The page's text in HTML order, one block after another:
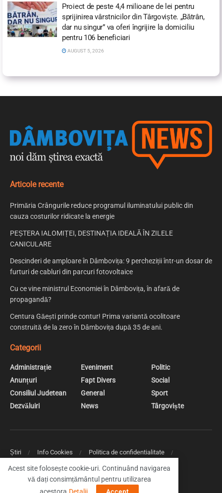
Proiect de peste 4,4 milioane de lei pentru
sprijinirea vârstnicilor din Târgoviște. „Bătrân,
dar nu singur” va oferi îngrijire la domiciliu
pentru 106 beneficiari
AUGUST 5, 2026
Articole recente
Primăria Crângurile reduce programul iluminatului public din
cauza costurilor ridicate la energie
PEȘTERA IALOMIȚEI, DESTINAȚIA IDEALĂ ÎN ZILELE
CANICULARE
Descinderi de amploare în Dâmbovița: 9 percheziții într-un dosar de
furturi de cabluri din parcuri fotovoltaice
Cu ce vine ministrul Economiei în Dâmbovița, în afară de
propagandă?
Centura Găești prinde contur! Prima variantă ocolitoare
construită de la zero în Dâmbovița după 35 de ani.
Categorii
Administrație
Anunțuri
Consiliul Judetean
Dezvăluiri
Eveniment
Fapt Divers
General
News
Politic
Social
Sport
Târgoviște
Știri Info Cookies
Politica de confidentialitate
© 2019 DambovitaNews - Cele mai noi stiri din Dambovita
Acest site folosește cookie-uri. Continuând navigarea
vă dați consimțământul pentru utilizarea